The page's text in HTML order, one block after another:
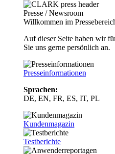
Presse / Newsroom
Willkommen im
Auf dieser Seite haben wir
Sie uns gerne persönlich an.
Presseinformationen
Sprachen:
DE, EN, FR, ES, IT, PL
Kundenmagazin
Testberichte